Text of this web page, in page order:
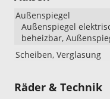
Außenspiegel
Außenspiegel
beheizbar,
Scheiben, Verglasung
Räder & Technik